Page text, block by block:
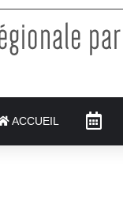
ACCUEIL